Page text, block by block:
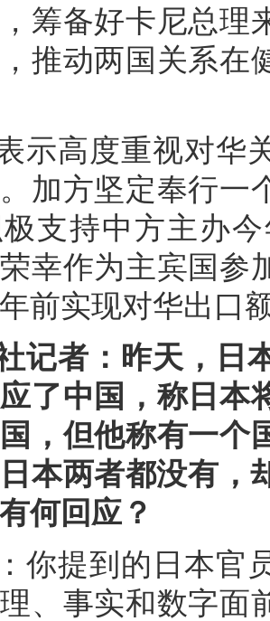
筹备好卡尼总理
推动两国关系在
示高度重视对华
加方坚定奉行一
支持中方主办
幸作为主宾国参
前实现对华出口
记者：昨天，日
了中国，称日本
，但他称有一个
本两者都没有，
何回应？
你提到的日本官
、事实和数字面